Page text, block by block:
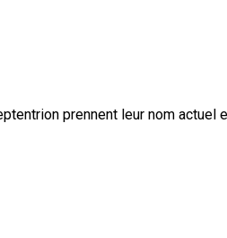
prennent leur nom actuel